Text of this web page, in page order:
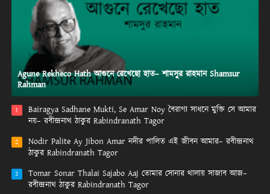
Agune Rekheco Hath আগুনে রেখেছো হাত– শামসুর রাহমান Shamsur
Rahman
1
Bairagya Sadhane Mukti, Se Amar Noy বৈরাগ্য সাধনে মুক্তি সে আমার
নয়– রবীন্দ্রনাথ ঠাকুর Rabindranath Tagor
2
Nodir Palite Ay Jibon Amar নদীর পালিত এই জীবন আমার– রবীন্দ্রনাথ
ঠাকুর Rabindranath Tagor
3
Tomar Sonar Thalai Sajabo Aaj তোমার সোনার থালায় সাজাব আজ–
রবীন্দ্রনাথ ঠাকুর Rabindranath Tagor